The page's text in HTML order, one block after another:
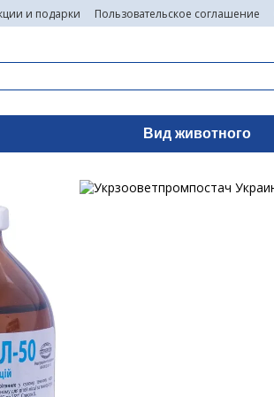
и подарки Пользовательское соглашение
Вид животного